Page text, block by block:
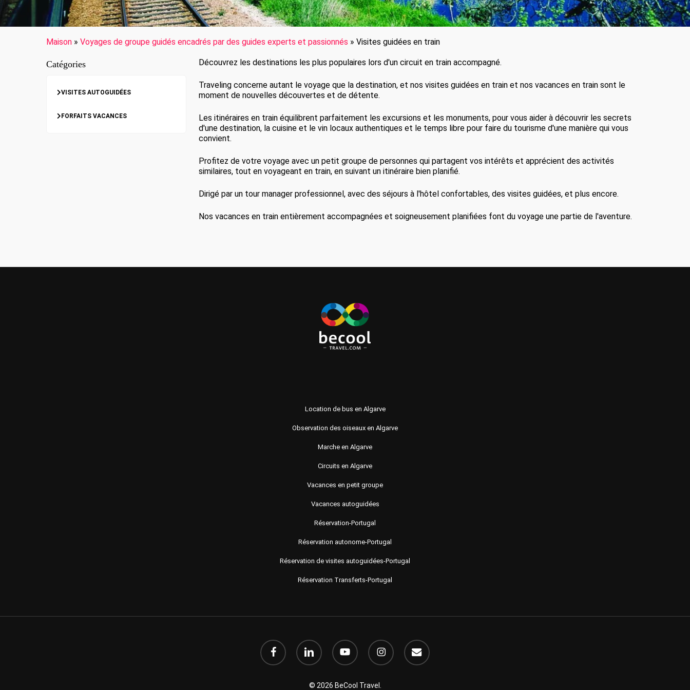
Maison » Voyages de groupe guidés encadrés par des guides experts et passionnés » Visites guidées en train
Catégories
VISITES AUTOGUIDÉES
FORFAITS VACANCES
Découvrez les destinations les plus populaires lors d'un circuit en train accompagné.
Traveling concerne autant le voyage que la destination, et nos visites guidées en train et nos vacances en train sont le
moment de nouvelles découvertes et de détente.
Les itinéraires en train équilibrent parfaitement les excursions et les monuments, pour vous aider à découvrir les secrets
d'une destination, la cuisine et le vin locaux authentiques et le temps libre pour faire du tourisme d'une manière qui vous
convient.
Profitez de votre voyage avec un petit groupe de personnes qui partagent vos intérêts et apprécient des activités
similaires, tout en voyageant en train, en suivant un itinéraire bien planifié.
Dirigé par un tour manager professionnel, avec des séjours à l'hôtel confortables, des visites guidées, et plus encore.
Nos vacances en train entièrement accompagnées et soigneusement planifiées font du voyage une partie de l'aventure.
Location de bus en Algarve
Observation des oiseaux en Algarve
Marche en Algarve
Circuits en Algarve
Vacances en petit groupe
Vacances autoguidées
Réservation-Portugal
Réservation autonome-Portugal
Réservation de visites autoguidées-Portugal
Réservation Transferts-Portugal
Facebook LinkedIn Youtube instagram
e-
mail
© 2026 BeCool Travel.